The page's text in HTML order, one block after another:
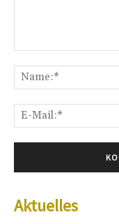
Aktuelles